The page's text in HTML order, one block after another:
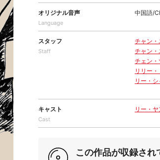
オリジナル音声
Language
中国語/
スタッフ
Staff
チャン
チャン
チェン
リリー
リー・
キャスト
Cast
リー・
この作品が収録され